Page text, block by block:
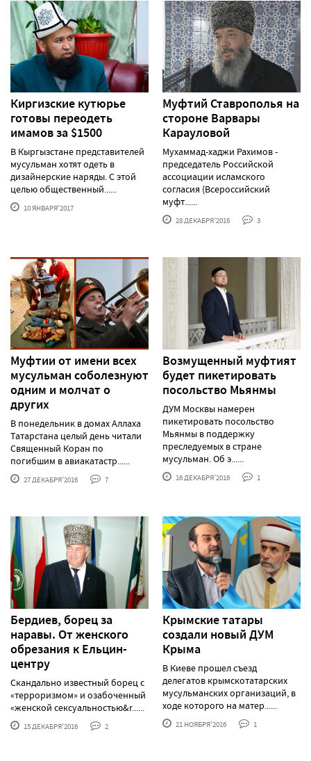
Киргизские кутюрье
готовы переодеть
имамов за $1500
В Кыргызстане представителей
мусульман хотят одеть в
дизайнерские наряды. С этой
целью общественный......
10 ЯНВАРЯ'2017
Муфтий Ставрополья на
стороне Варвары
Карауловой
Мухаммад-хаджи Рахимов -
председатель Российской
ассоциации исламского
согласия (Всероссийский
муфт......
28 ДЕКАБРЯ'2016 3
Муфтии от имени всех
мусульман соболезнуют
одним и молчат о
других
В понедельник в домах Аллаха
Татарстана целый день читали
Священный Коран по
погибшим в авиакатастр......
27 ДЕКАБРЯ'2016 7
Возмущенный муфтият
будет пикетировать
посольство Мьянмы
ДУМ Москвы намерен
пикетировать посольство
Мьянмы в поддержку
преследуемых в стране
мусульман. Об э......
16 ДЕКАБРЯ'2016 1
Бердиев, борец за
наравы. От женского
обрезания к Ельцин-
центру
Скандально известный борец с
«терроризмом» и озабоченный
«женской сексуальностью&r......
15 ДЕКАБРЯ'2016 2
Крымские татары
создали новый ДУМ
Крыма
В Киеве прошел съезд
делегатов крымскотатарских
мусульманских организаций, в
ходе которого на матер......
21 НОЯБРЯ'2016 1